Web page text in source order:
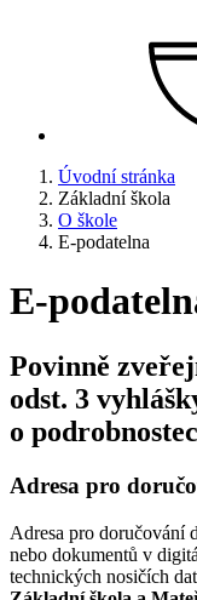
Úvodní stránka
Základní škola
O škole
E-podatelna
E-
Povinně
odst. 3
o
Adresa pro
Adresa pro doručování
nebo dokumentů v
technických nosičích